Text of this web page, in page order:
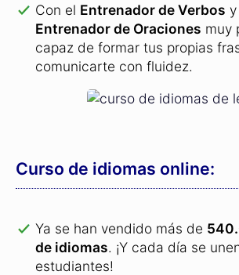
Con el Entrenador de Verbos
Entrenador de Oraciones muy
capaz de formar tus propias
comunicarte con fluidez.
Curso de idiomas online:
Ya se han vendido más de
de idiomas. ¡Y cada día se
estudiantes!